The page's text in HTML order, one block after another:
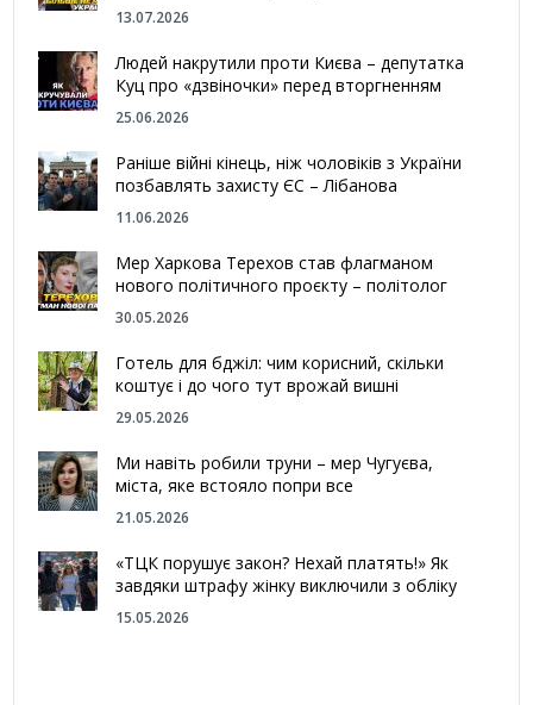
13.07.2026
Людей накрутили проти Києва – депутатка
Куц про «дзвіночки» перед вторгненням
25.06.2026
Раніше війні кінець, ніж чоловіків з України
позбавлять захисту ЄС – Лібанова
11.06.2026
Мер Харкова Терехов став флагманом
нового політичного проєкту – політолог
30.05.2026
Готель для бджіл: чим корисний, скільки
коштує і до чого тут врожай вишні
29.05.2026
Ми навіть робили труни – мер Чугуєва,
міста, яке встояло попри все
21.05.2026
«ТЦК порушує закон? Нехай платять!» Як
завдяки штрафу жінку виключили з обліку
15.05.2026